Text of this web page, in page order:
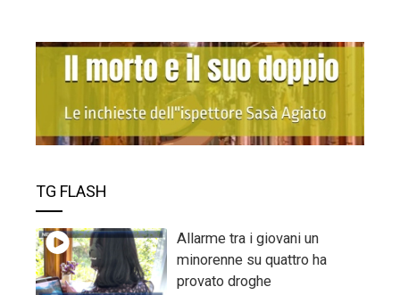
TG FLASH
Allarme tra i giovani un
minorenne su quattro ha
provato droghe